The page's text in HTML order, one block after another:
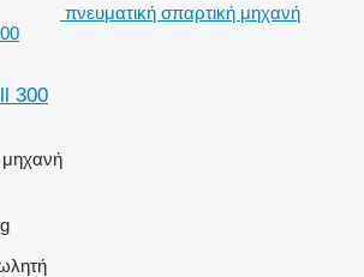
πνευματική σπαρτική μηχανή
300
μηχανή